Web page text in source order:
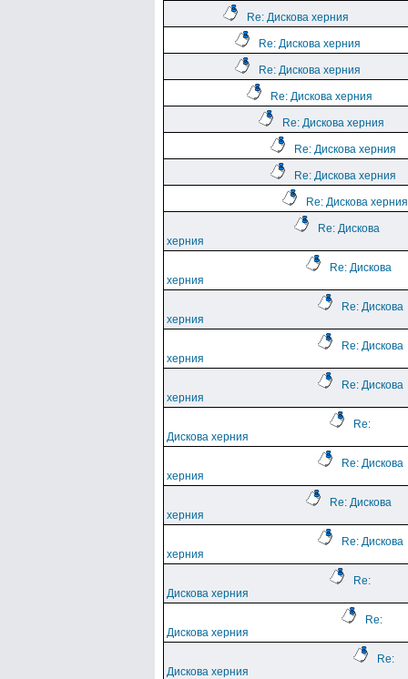
Re: Дискова херния
Re: Дискова херния
Re: Дискова херния
Re: Дискова херния
Re: Дискова херния
Re: Дискова херния
Re: Дискова херния
Re: Дискова херния
Re: Дискова
херния
Re: Дискова
херния
Re: Дискова
херния
Re: Дискова
херния
Re: Дискова
херния
Re:
Дискова херния
Re: Дискова
херния
Re: Дискова
херния
Re: Дискова
херния
Re:
Дискова херния
Re:
Дискова херния
Re:
Дискова херния